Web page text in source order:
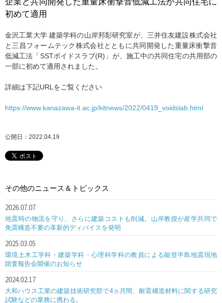
初めて適用
金沢工業大学 建築学科の山岸邦彰研究室が、三井住友建設株式会社
と三昌フォームテック株式会社とともに共同開発した重量床衝撃音
低減工法「SSTボイドスラブ(R)」が、施工中の共同住宅の共用部の
一部に初めて適用されました。
詳細は下記URLをご覧ください
https://www.kanazawa-it.ac.jp/kitnews/2022/0419_voidslab.html
公開日：2022.04.19
その他のニュース＆トピックス
2026.07.07
地震時の物流を守り、さらに建築コストも削減。山岸教授が産学共同で
免震構造不要の革新的ディバイスを発明
2025.03.05
環境土木工学科・建築学科・心理科学科の教員による能登半島地震現地
踏査報告会開催のお知らせ
2024.02.17
大和ハウス工業の建築技術研究部で4ヵ月間、耐震構造材料に関する研究
試験などの業務に携わる。